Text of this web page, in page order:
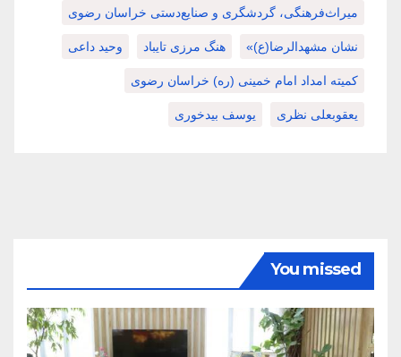
میراث‌فرهنگی، گردشگری و صنایع‌دستی خراسان رضوی
نشان مشهدالرضا(ع)» هنگ مرزی تایباد وحید داعی
کمیته امداد امام خمینی (ره) خراسان رضوی
یعقوبعلی نظری یوسف بیدخوری
You missed